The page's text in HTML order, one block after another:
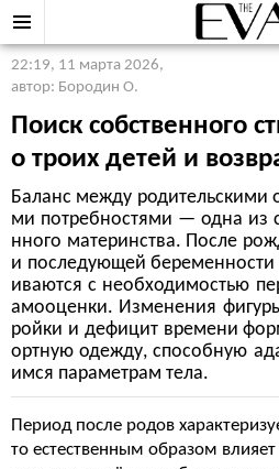
22:19, 11 марта 2026,
автор: Бородин О.
Поиск собственного
о троих детей и
Баланс между родительскими
ми потребностями — одна из
нного материнства. После
и последующей
иваются с необходимостью
амооценки. Изменения
ройки и дефицит времени
ортную одежду, способную
имся параметрам тела.
Период после родов
то естественным образом